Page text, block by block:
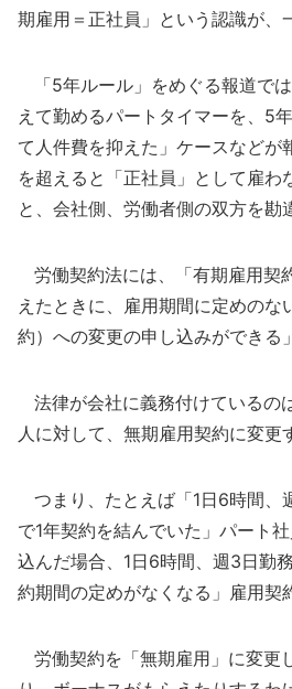
期雇用＝正社員」という認識が、
「5年ルール」をめぐる報道で
えて勤めるパートタイマーを、5
て人件費を抑えた」ケースなどが
を超えると「正社員」として雇わ
と、会社側、労働者側の双方を勘
労働契約法には、「有期雇用契
えたときに、雇用期間に定めのな
約）への変更の申し込みができる
法律が会社に義務付けているの
人に対して、無期雇用契約に変更
つまり、たとえば「1日6時間、
で1年契約を結んでいた」パート
込んだ場合、1日6時間、週3日勤
約期間の定めがなくなる」雇用契
労働契約を「無期雇用」に変更